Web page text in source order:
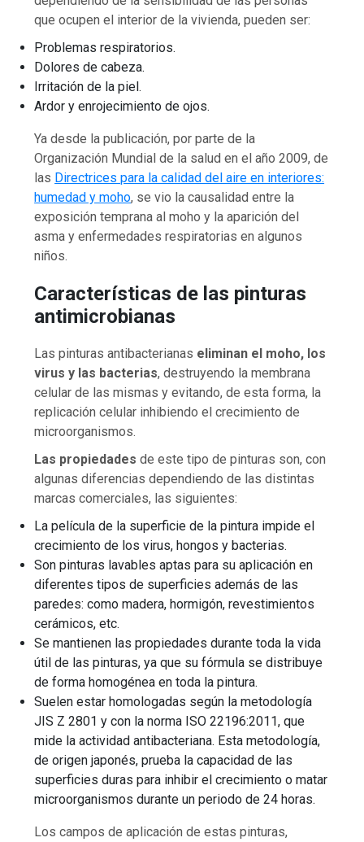
que ocupen el interior de la vivienda, pueden ser:
Problemas respiratorios.
Dolores de cabeza.
Irritación de la piel.
Ardor y enrojecimiento de ojos.
Ya desde la publicación, por parte de la
Organización Mundial de la salud en el año 2009, de
las Directrices para la calidad del aire en interiores:
humedad y moho, se vio la causalidad entre la
exposición temprana al moho y la aparición del
asma y enfermedades respiratorias en algunos
niños.
Características de las pinturas
antimicrobianas
Las pinturas antibacterianas eliminan el moho, los
virus y las bacterias, destruyendo la membrana
celular de las mismas y evitando, de esta forma, la
replicación celular inhibiendo el crecimiento de
microorganismos.
Las propiedades de este tipo de pinturas son, con
algunas diferencias dependiendo de las distintas
marcas comerciales, las siguientes:
La película de la superficie de la pintura impide el
crecimiento de los virus, hongos y bacterias.
Son pinturas lavables aptas para su aplicación en
diferentes tipos de superficies además de las
paredes: como madera, hormigón, revestimientos
cerámicos, etc.
Se mantienen las propiedades durante toda la vida
útil de las pinturas, ya que su fórmula se distribuye
de forma homogénea en toda la pintura.
Suelen estar homologadas según la metodología
JIS Z 2801 y con la norma ISO 22196:2011, que
mide la actividad antibacteriana. Esta metodología,
de origen japonés, prueba la capacidad de las
superficies duras para inhibir el crecimiento o matar
microorganismos durante un periodo de 24 horas.
Los campos de aplicación de estas pinturas,